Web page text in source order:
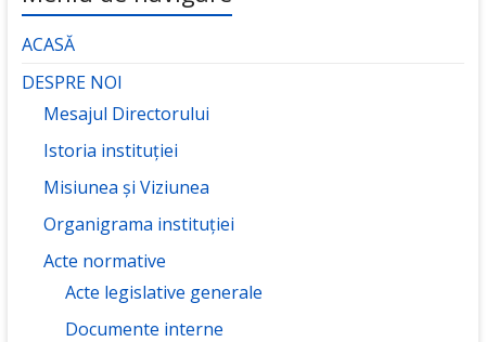
ACASĂ
DESPRE NOI
Mesajul Directorului
Istoria instituției
Misiunea și Viziunea
Organigrama instituției
Acte normative
Acte legislative generale
Documente interne